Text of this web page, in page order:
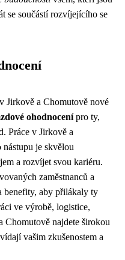
se součástí rozvíjejícího se
Jirkově a Chomutově nové
ohodnocenípro ty,
Práce v Jirkově a
je skvělou
a rozvíjet svou kariéru.
zaměstnanců a
benefity, aby přilákaly ty
ve výrobě, logistice,
Chomutově najdete širokou
vašim zkušenostem a